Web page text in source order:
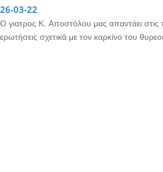
26-03-22
Ο γιατρος Κ. Αποστόλου μας απαντάει στις
ερωτήσεις σχετικά με τον καρκίνο του